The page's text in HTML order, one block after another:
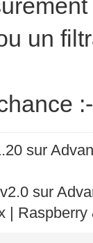
un
sur
sur
|